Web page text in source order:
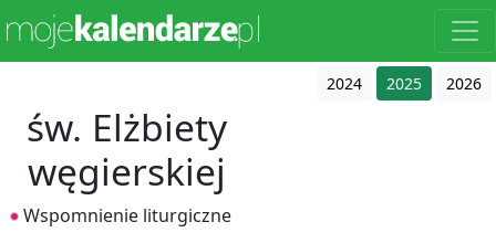
2024 2025 2026
św. Elżbiety
węgierskiej
Wspomnienie liturgiczne